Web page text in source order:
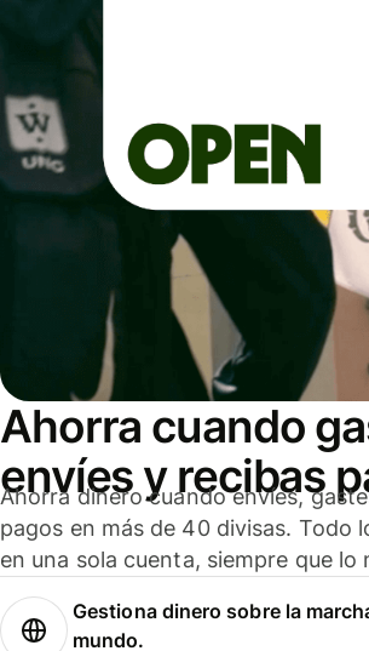
Ahorra cuando
envíes y recibas
Ahorra dinero cuando envíes,
pagos en más de 40 divisas. Todo
en una sola cuenta, siempre que lo
Gestiona dinero sobre la
mundo.